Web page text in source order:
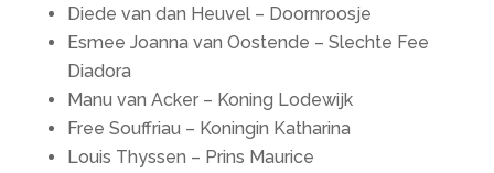
Diede van dan Heuvel – Doornroosje
Esmee Joanna van Oostende – Slechte Fee
Diadora
Manu van Acker – Koning Lodewijk
Free Souffriau – Koningin Katharina
Louis Thyssen – Prins Maurice